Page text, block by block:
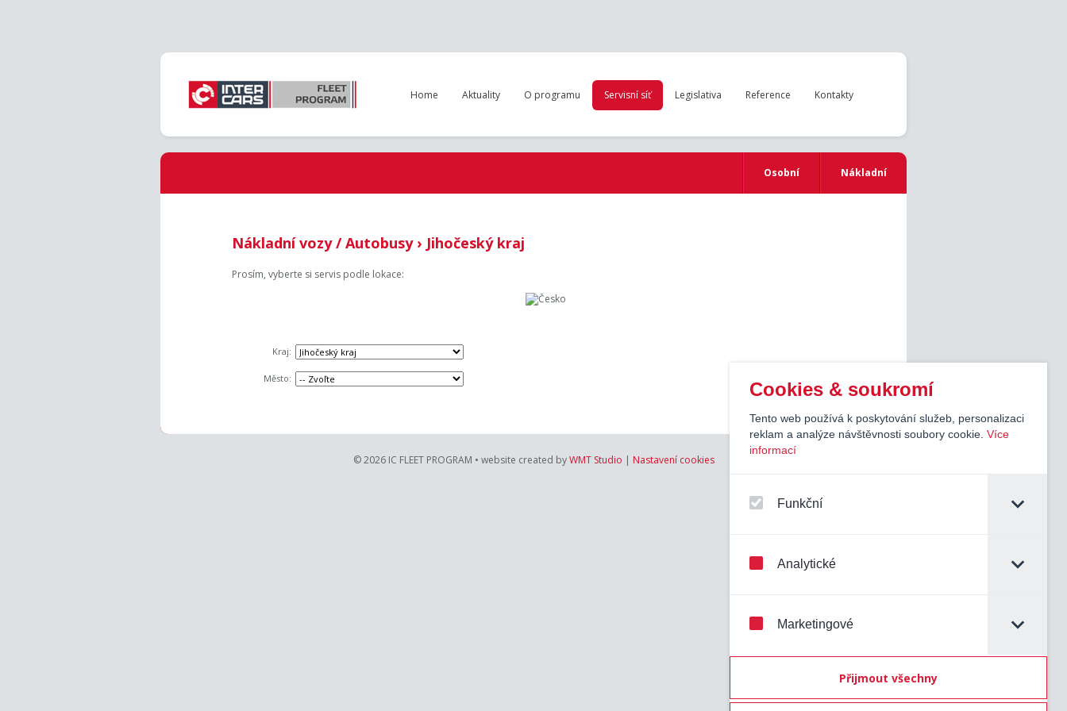
Cookies & soukromí
Tento web používá k poskytování služeb, personalizaci
reklam a analýze návštěvnosti soubory cookie. Více
informací
Funkční
Analytické
Marketingové
Přijmout všechny
Home Aktuality O programu Servisní síť Legislativa Reference Kontakty
Osobní Nákladní
Nákladní vozy / Autobusy › Jihočeský kraj
Prosím, vyberte si servis podle lokace:
Kraj:
Město:
© 2026 IC FLEET PROGRAM • website created byWMT Studio | Nastavení cookies